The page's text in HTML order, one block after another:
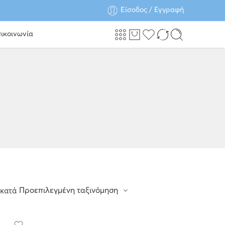
Είσοδος / Εγγραφή
Προεπιλεγμένη ταξινόμηση